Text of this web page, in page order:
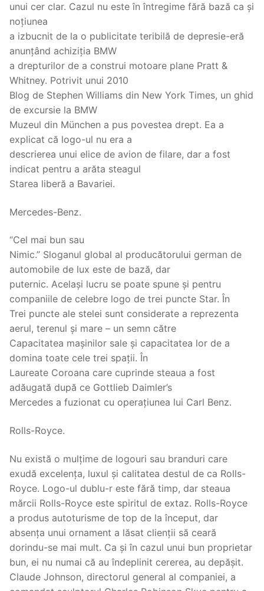
unui cer clar. Cazul nu este în întregime fără bază ca și
noțiunea
a izbucnit de la o publicitate teribilă de depresie-eră
anunțând achiziția BMW
a drepturilor de a construi motoare plane Pratt &
Whitney. Potrivit unui 2010
Blog de Stephen Williams din New York Times, un ghid
de excursie la BMW
Muzeul din München a pus povestea drept. Ea a
explicat că logo-ul nu era a
descrierea unui elice de avion de filare, dar a fost
indicat pentru a arăta steagul
Starea liberă a Bavariei.
Mercedes-Benz.
“Cel mai bun sau
Nimic.” Sloganul global al producătorului german de
automobile de lux este de bază, dar
puternic. Același lucru se poate spune și pentru
companiile de celebre logo de trei puncte Star. În
Trei puncte ale stelei sunt considerate a reprezenta
aerul, terenul și mare – un semn către
Capacitatea mașinilor sale și capacitatea lor de a
domina toate cele trei spații. În
Laureate Coroana care cuprinde steaua a fost
adăugată după ce Gottlieb Daimler’s
Mercedes a fuzionat cu operațiunea lui Carl Benz.
Rolls-Royce.
Nu există o mulțime de logouri sau branduri care
exudă excelența, luxul și calitatea destul de ca Rolls-
Royce. Logo-ul dublu-r este fără timp, dar steaua
mărcii Rolls-Royce este spiritul de extaz. Rolls-Royce
a produs autoturisme de top de la început, dar
absența unui ornament a lăsat clienții să ceară
dorindu-se mai mult. Ca și în cazul unui bun proprietar
bun, ei nu numai că au îndeplinit cererea, au depășit.
Claude Johnson, directorul general al companiei, a